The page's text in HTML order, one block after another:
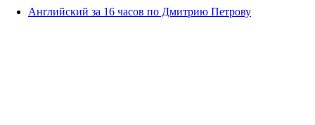
Английский за 16 часов по Дмитрию Петрову